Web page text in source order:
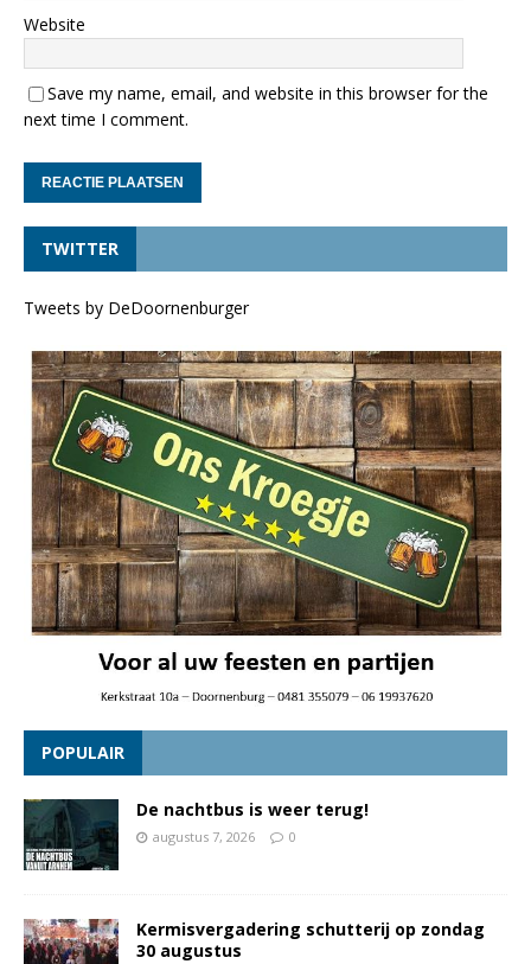
Website
Save my name, email, and website in this browser for the
next time I comment.
TWITTER
Tweets by DeDoornenburger
POPULAIR
De nachtbus is weer terug!
augustus 7, 2026 0
Kermisvergadering schutterij op zondag
30 augustus